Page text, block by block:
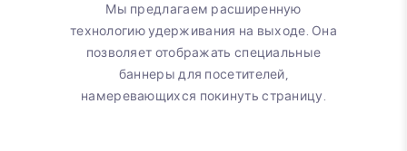
Мы предлагаем расширенную
технологию удерживания на выходе. Она
позволяет отображать специальные
баннеры для посетителей,
намеревающихся покинуть страницу.